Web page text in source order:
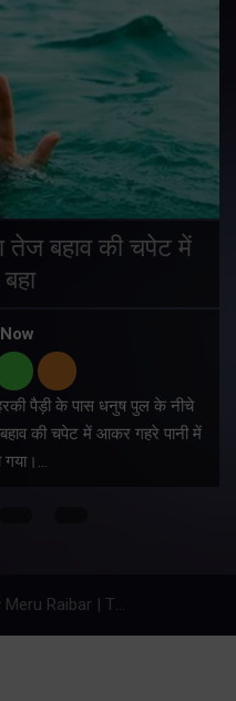
तेज बहाव की चपेट में
पैड़ी के पास धनुष पुल के नीचे
की चपेट में आकर गहरे पानी में
Copyright © All rights reserved By Meru Raibar | Theme by